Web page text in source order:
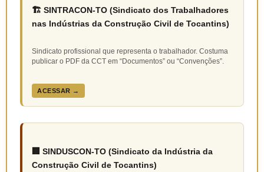
🏗️ SINTRACON-TO (Sindicato dos Trabalhadores
nas Indústrias da Construção Civil de Tocantins)
Sindicato profissional que representa o trabalhador. Costuma
publicar o PDF da CCT em “Documentos” ou “Convenções”.
ACESSAR →
🏢 SINDUSCON-TO (Sindicato da Indústria da
Construção Civil de Tocantins)